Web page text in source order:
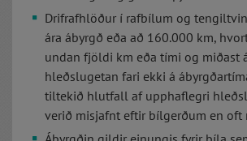
Drifrafhlöður í rafbílum og
ára ábyrgð eða að 160.000 km,
undan fjöldi km eða tími og miðast
hleðslugetan fari ekki á
tiltekið hlutfall af upphaflegri
verið misjafnt eftir bílgerðum en oft